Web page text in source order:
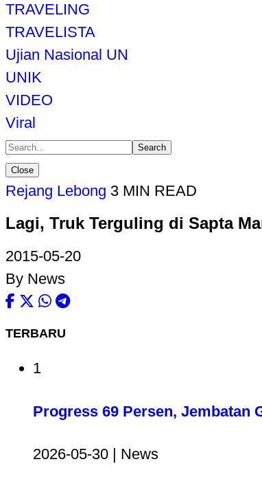
TRAVELING
TRAVELISTA
Ujian Nasional UN
UNIK
VIDEO
Viral
Search
Close
Rejang Lebong 3 MIN READ
Lagi, Truk Terguling di Sapta
2015-05-20
By News
TERBARU
1
Progress 69 Persen, Jembatan
2026-05-30 | News